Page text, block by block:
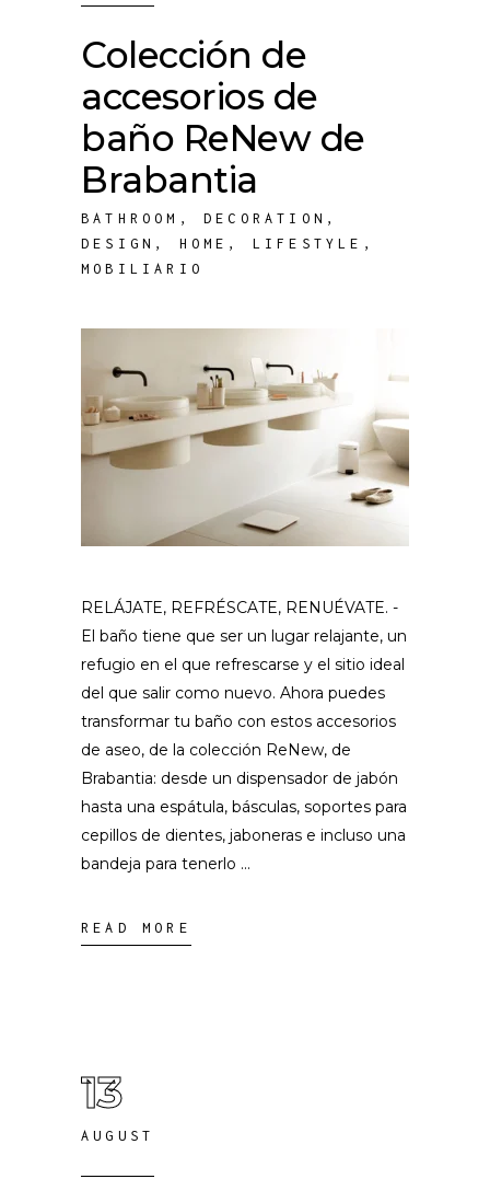
Colección de
accesorios de
baño ReNew de
Brabantia
BATHROOM ,DECORATION ,
DESIGN , HOME , LIFESTYLE ,
MOBILIARIO
RELÁJATE, REFRÉSCATE, RENUÉVATE. -
El baño tiene que ser un lugar relajante, un
refugio en el que refrescarse y el sitio ideal
del que salir como nuevo. Ahora puedes
transformar tu baño con estos accesorios
de aseo, de la colección ReNew, de
Brabantia: desde un dispensador de jabón
hasta una espátula, básculas, soportes para
cepillos de dientes, jaboneras e incluso una
bandeja para tenerlo
READ MORE
13
AUGUST